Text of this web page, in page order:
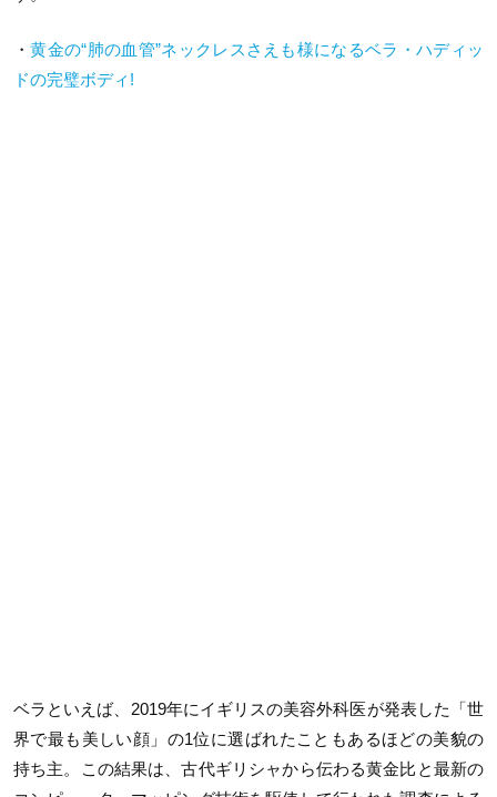
・黄金の“肺の血管”ネックレスさえも様になるベラ・ハディッ
ドの完璧ボディ!
ベラといえば、2019年にイギリスの美容外科医が発表した「世
界で最も美しい顔」の1位に選ばれたこともあるほどの美貌の
持ち主。この結果は、古代ギリシャから伝わる黄金比と最新の